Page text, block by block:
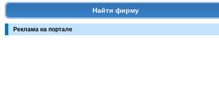
Найти фирму
Реклама на портале